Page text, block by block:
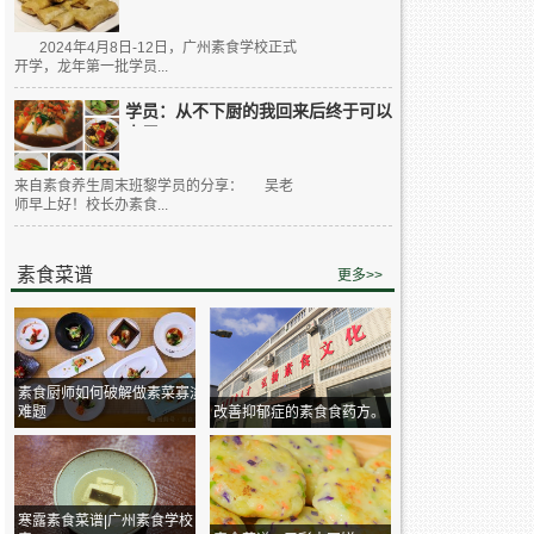
2024年4月8日-12日，广州素食学校正式
开学，龙年第一批学员...
学员：从不下厨的我回来后终于可以
来自素食养生周末班黎学员的分享： 吴老
师早上好！校长办素食...
素食菜谱 更多>>
素食厨师如何破解做素菜寡淡
难题
改善抑郁症的素食食药方。
寒露素食菜谱|广州素食学校